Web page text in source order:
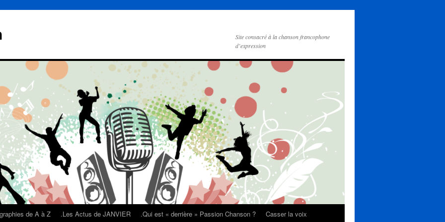
Site consacré à la chanson francophone
d’expression
de A à Z .Les Actus de JANVIER .Qui est « derrière » Passion Chanson ?
Casser la voix